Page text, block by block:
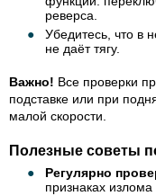
реверса.
Убедитесь, что в
не даёт тягу.
Важно! Все проверки
подставке или при
малой скорости.
Полезные советы
Регулярно
признаках